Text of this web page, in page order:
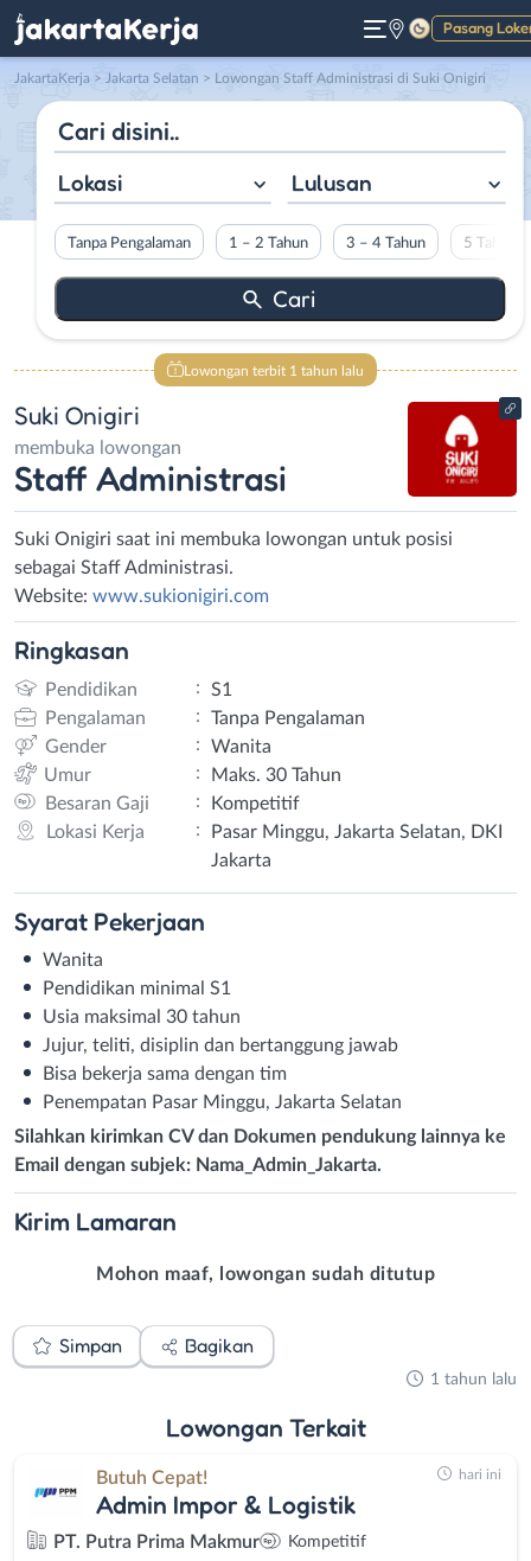
Pasang
Gelap
JakartaKerja > Jakarta Selatan > Lowongan Staff Administrasi di Suki Onigiri
Lokasi Lulusan
Tanpa Pengalaman 1 – 2 Tahun 3 – 4 Tahun 5 Tahun
Lowongan terbit 1 tahun lalu
Suki Onigiri
membuka lowongan
Staff Administrasi
Suki Onigiri saat ini membuka lowongan untuk posisi
sebagai Staff Administrasi.
Website: www.sukionigiri.com
Ringkasan
Pendidikan :
S1
Pengalaman
:
Tanpa Pengalaman
Gender
:
Wanita
Umur
:
Maks. 30 Tahun
Besaran Gaji
:
Kompetitif
Lokasi Kerja
:
Pasar Minggu, Jakarta Selatan, DKI
Jakarta
Syarat Pekerjaan
Wanita
Pendidikan minimal S1
Usia maksimal 30 tahun
Jujur, teliti, disiplin dan bertanggung jawab
Bisa bekerja sama dengan tim
Penempatan Pasar Minggu, Jakarta Selatan
Silahkan kirimkan CV dan Dokumen pendukung lainnya ke
Email dengan subjek: Nama_Admin_Jakarta.
Kirim Lamaran
Mohon maaf, lowongan sudah ditutup
Simpan Bagikan
1 tahun lalu
Lowongan Terkait
Butuh Cepat!
Admin Impor & Logistik
PT. Putra Prima Makmur Kompetitif
hari ini